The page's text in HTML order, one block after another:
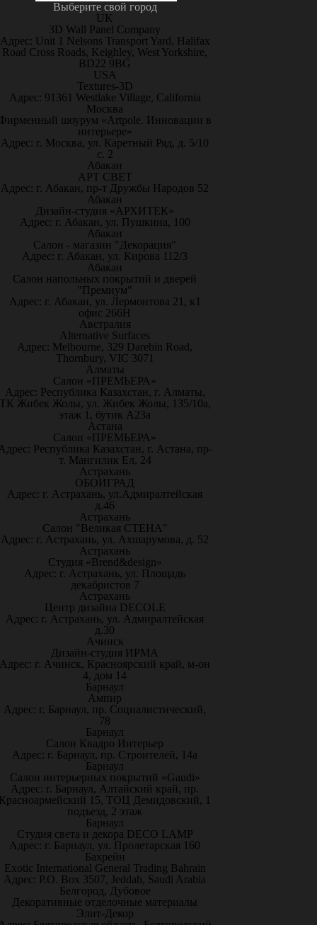
Выберите свой город
UK
3D Wall Panel Company
Адрес: Unit 1 Nelsons Transport Yard, Halifax
Road Cross Roads, Keighley, West Yorkshire,
BD22 9BG
USA
Textures-3D
Адрес: 91361 Westlake Village, California
Москва
шоурум «Artpole. Инновации в
интерьере»
Адрес: г. Москва, ул. Каретный Ряд, д. 5/10
с. 2
Абакан
АРТ СВЕТ
Адрес: г. Абакан, пр-т Дружбы Народов 52
Абакан
Дизайн-студия «АРХИТЕК»
Адрес: г. Абакан, ул. Пушкина, 100
Абакан
Салон - магазин "Декорация"
Адрес: г. Абакан, ул. Кирова 112/3
Абакан
Салон напольных покрытий и дверей
"Премиум"
Адрес: г. Абакан, ул. Лермонтова 21, к1
офис 266Н
Австралия
Alternative Surfaces
Адрес: Melbourne, 329 Darebin Road,
Thornbury, VIC 3071
Алматы
Салон «ПРЕМЬЕРА»
Адрес: Республика Казахстан, г. Алматы,
Жибек Жолы, ул. Жибек Жолы, 135/10а,
этаж 1, бутик А23а
Астана
Салон «ПРЕМЬЕРА»
Республика Казахстан, г. Астана, пр-
т. Мангилик Ел, 24
Астрахань
ОБОИГРАД
Адрес: г. Астрахань, ул.Адмиралтейская
д.46
Астрахань
Салон "Великая СТЕНА"
Адрес: г. Астрахань, ул. Ахшарумова, д. 52
Астрахань
Студия «Brend&design»
Адрес: г. Астрахань, ул. Площадь
декабристов 7
Астрахань
Центр дизайна DECOLE
Адрес: г. Астрахань, ул. Адмиралтейская
д.30
Ачинск
Дизайн-студия ИРМА
Адрес: г. Ачинск, Красноярский край, м-он
4, дом 14
Барнаул
Ампир
Адрес: г. Барнаул, пр. Социалистический,
78
Барнаул
Салон Квадро Интерьер
Адрес: г. Барнаул, пр. Строителей, 14а
Барнаул
Салон интерьерных покрытий «Gaudi»
Адрес: г. Барнаул, Алтайский край, пр.
15, ТОЦ Демидовский, 1
подъезд, 2 этаж
Барнаул
Студия света и декора DECO LAMP
Адрес: г. Барнаул, ул. Пролетарская 160
Бахрейн
Exotic International General Trading Bahrain
Адрес: P.O. Box 3507, Jeddah, Saudi Arabia
Белгород, Дубовое
Декоративные отделочные материалы
Элит-Декор